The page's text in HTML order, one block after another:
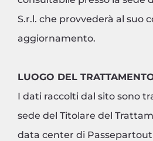
S.r.l. che provvederà al suo
aggiornamento.
LUOGO DEL
I dati raccolti dal sito sono
sede del Titolare del
data center di Passepartout